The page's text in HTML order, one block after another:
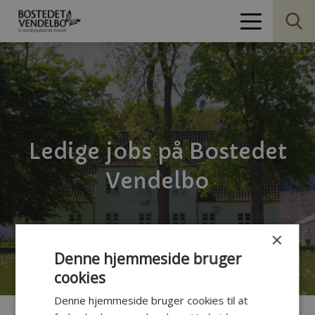
Ledige jobs på Bostedet
Vendelbo
×
Denne hjemmeside bruger
cookies
Denne hjemmeside bruger cookies til at